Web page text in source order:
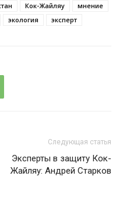
Кок-Жайляу
мнение
экология эксперт
Следующая статья
Эксперты в защиту Кок-
Жайляу: Андрей Старков